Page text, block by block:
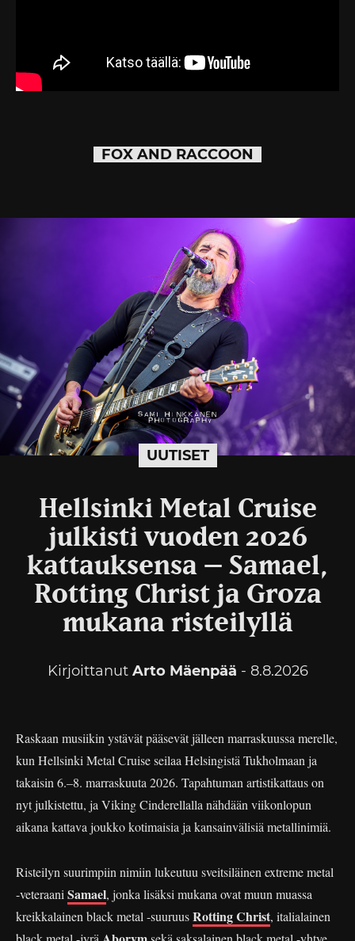
FOX AND RACCOON
UUTISET
Hellsinki Metal Cruise
julkisti vuoden 2026
kattauksensa – Samael,
Rotting Christ ja Groza
mukana risteilyllä
Kirjoittanut Arto Mäenpää - 8.8.2026
Raskaan musiikin ystävät pääsevät jälleen marraskuussa merelle,
kun Hellsinki Metal Cruise seilaa Helsingistä Tukholmaan ja
takaisin 6.–8. marraskuuta 2026. Tapahtuman artistikattaus on
nyt julkistettu, ja Viking Cinderellalla nähdään viikonlopun
aikana kattava joukko kotimaisia ja kansainvälisiä metallinimiä.
Risteilyn suurimpiin nimiin lukeutuu sveitsiläinen extreme metal
-veteraani Samael, jonka lisäksi mukana ovat muun muassa
kreikkalainen black metal -suuruusRotting Christ, italialainen